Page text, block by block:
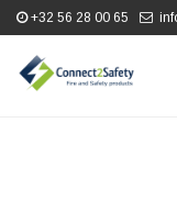
+32 56 28 00 65